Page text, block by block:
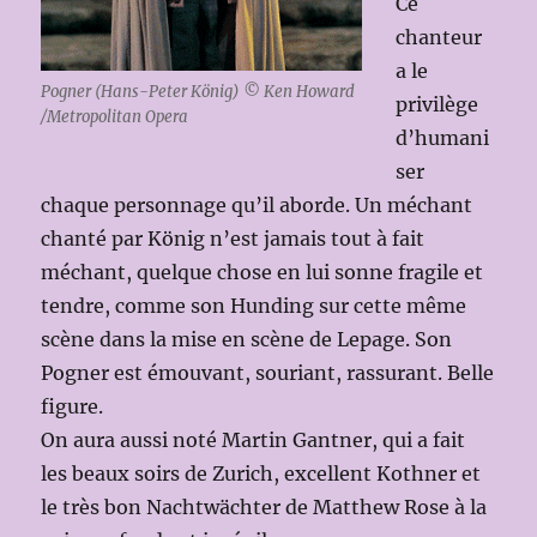
Pogner (Hans-Peter König) © Ken Howard
/Metropolitan Opera
chanteur
a le
privilège
d’humani
ser
chaque personnage qu’il aborde. Un méchant
chanté par König n’est jamais tout à fait
méchant, quelque chose en lui sonne fragile et
tendre, comme son Hunding sur cette même
scène dans la mise en scène de Lepage. Son
Pogner est émouvant, souriant, rassurant. Belle
figure.
On aura aussi noté Martin Gantner, qui a fait
les beaux soirs de Zurich, excellent Kothner et
le très bon Nachtwächter de Matthew Rose à la